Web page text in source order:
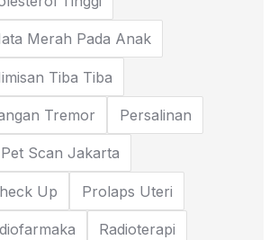
Merah Pada Anak
Tiba Tiba
Tremor Persalinan
Pet Scan Jakarta
Up Prolaps Uteri
Radioterapi